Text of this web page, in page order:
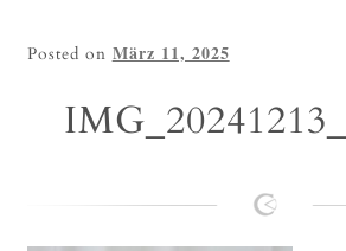
Torten Galerie
Posted on März 11, 2025